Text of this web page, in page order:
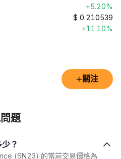
+5.20%
$ 0.210539
+11.10%
+ 關注
題
？
(SN23) 的當前交易價格為